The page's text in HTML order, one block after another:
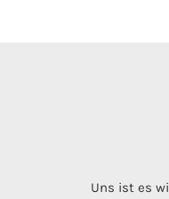
Uns ist es